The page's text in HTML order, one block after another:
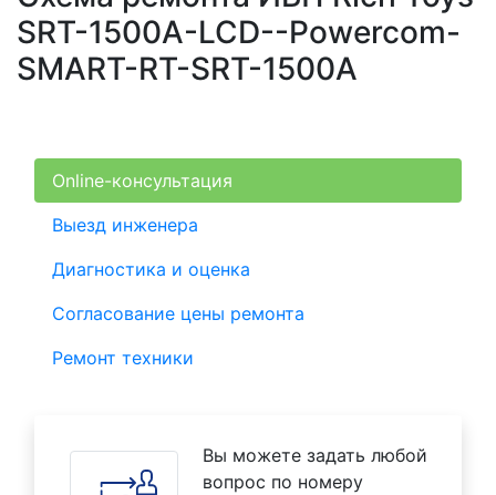
SRT-1500A-LCD--Powercom-
SMART-RT-SRT-1500A
Online-консультация
Выезд инженера
Диагностика и оценка
Согласование цены ремонта
Ремонт техники
Вы можете задать любой
вопрос по номеру